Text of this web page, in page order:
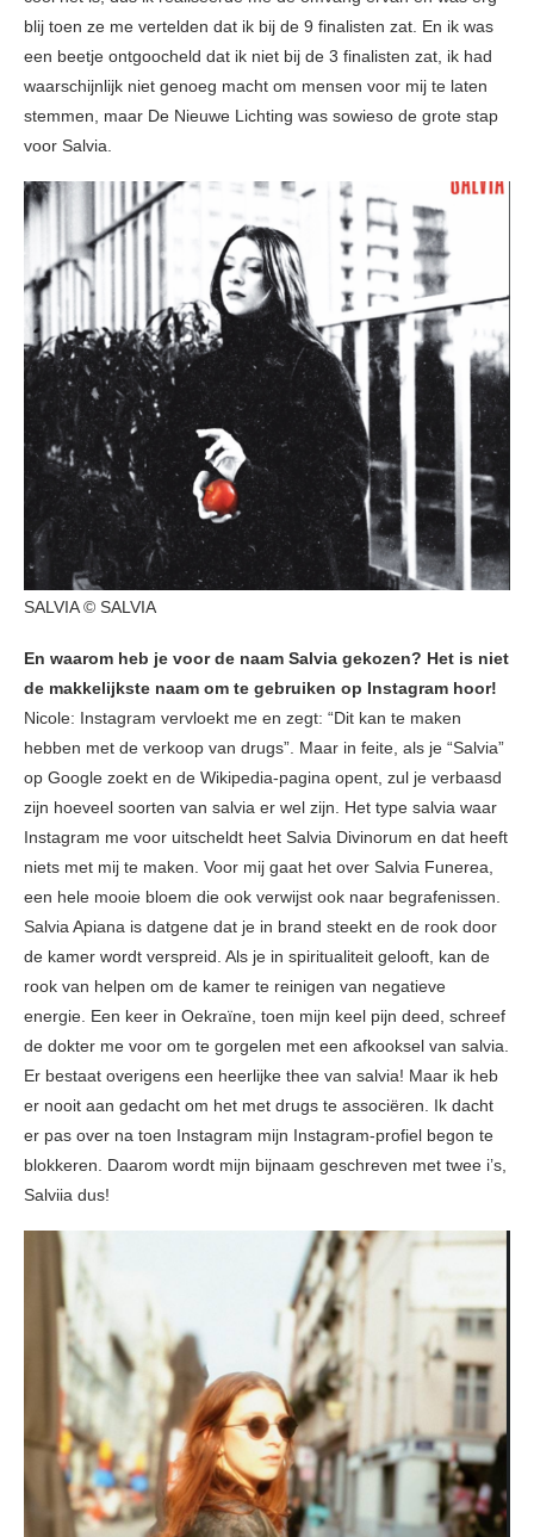
blij toen ze me vertelden dat ik bij de 9 finalisten zat. En ik was
een beetje ontgoocheld dat ik niet bij de 3 finalisten zat, ik had
waarschijnlijk niet genoeg macht om mensen voor mij te laten
stemmen, maar De Nieuwe Lichting was sowieso de grote stap
voor Salvia.
SALVIA © SALVIA
En waarom heb je voor de naam Salvia gekozen? Het is niet
de makkelijkste naam om te gebruiken op Instagram hoor!
Nicole: Instagram vervloekt me en zegt: “Dit kan te maken
hebben met de verkoop van drugs”. Maar in feite, als je “Salvia”
op Google zoekt en de Wikipedia-pagina opent, zul je verbaasd
zijn hoeveel soorten van salvia er wel zijn. Het type salvia waar
Instagram me voor uitscheldt heet Salvia Divinorum en dat heeft
niets met mij te maken. Voor mij gaat het over Salvia Funerea,
een hele mooie bloem die ook verwijst ook naar begrafenissen.
Salvia Apiana is datgene dat je in brand steekt en de rook door
de kamer wordt verspreid. Als je in spiritualiteit gelooft, kan de
rook van helpen om de kamer te reinigen van negatieve
energie. Een keer in Oekraïne, toen mijn keel pijn deed, schreef
de dokter me voor om te gorgelen met een afkooksel van salvia.
Er bestaat overigens een heerlijke thee van salvia! Maar ik heb
er nooit aan gedacht om het met drugs te associëren. Ik dacht
er pas over na toen Instagram mijn Instagram-profiel begon te
blokkeren. Daarom wordt mijn bijnaam geschreven met twee i’s,
Salviia dus!